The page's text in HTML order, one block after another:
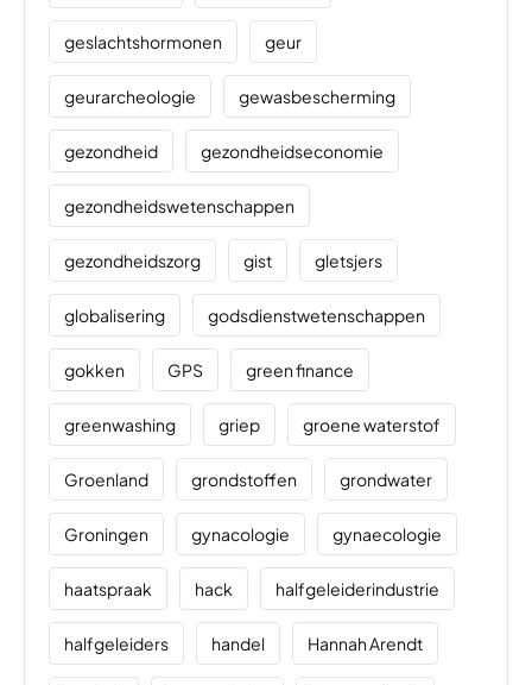
geslachtshormonen geur
geurarcheologie gewasbescherming
gezondheid gezondheidseconomie
gezondheidswetenschappen
gezondheidszorg gist gletsjers
globalisering godsdienstwetenschappen
gokken GPS green finance
greenwashing griep groene waterstof
Groenland grondstoffen grondwater
Groningen gynacologie gynaecologie
haatspraak hack halfgeleiderindustrie
halfgeleiders handel Hannah Arendt